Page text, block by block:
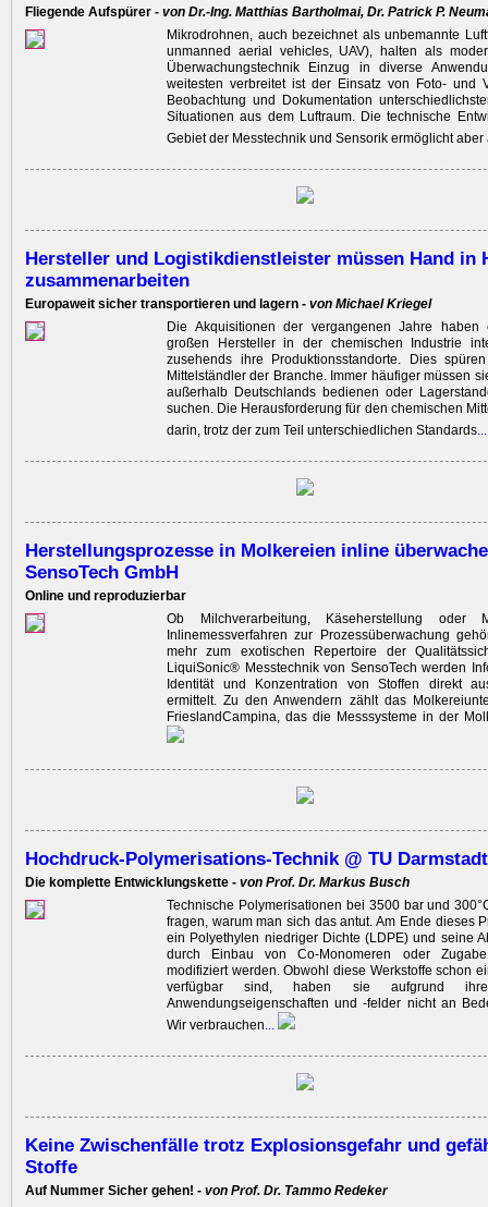
Fliegende Aufspürer - von Dr.-Ing. Matthias Bartholmai, Dr. Patrick P.
Mikrodrohnen, auch bezeichnet als unbemannte
unmanned aerial vehicles, UAV), halten als
Überwachungstechnik Einzug in diverse
weitesten verbreitet ist der Einsatz von Foto- und
Beobachtung und Dokumentation
Situationen aus dem Luftraum. Die technische
Gebiet der Messtechnik und Sensorik ermöglicht aber
Hersteller und Logistikdienstleister müssen Hand in
zusammenarbeiten
Europaweit sicher transportieren und lagern - von Michael Kriegel
Die Akquisitionen der vergangenen Jahre
großen Hersteller in der chemischen Industrie
zusehends ihre Produktionsstandorte. Dies
Mittelständler der Branche. Immer häufiger müssen
außerhalb Deutschlands bedienen oder
suchen. Die Herausforderung für den chemischen
darin, trotz der zum Teil ­unterschiedlichen Standards
Herstellungsprozesse in Molkereien inline
SensoTech GmbH
Online und reproduzierbar
Ob Milchverarbeitung, Käseherstellung oder
Inlinemessverfahren zur Prozessüberwachung
mehr zum exotischen Repertoire der
LiquiSonic® Messtechnik von SensoTech werden
Identität und Konzentration von Stoffen direkt
ermittelt. Zu den Anwendern zählt das
FrieslandCampina, das die Mess­systeme in der
Hochdruck-Polymerisations-Technik @ TU Darmstadt
Die komplette Entwicklungskette - von Prof. Dr. Markus Busch
Technische Polymerisationen bei 3500 bar und
fragen, warum man sich das antut. Am Ende dieses
ein Polyethylen niedriger Dichte (LDPE) und seine
durch Einbau von Co-Monomeren oder
modifiziert werden. Obwohl diese Werkstoffe schon
verfügbar sind, haben sie aufgrund
Anwendungseigenschaften und -felder nicht an
Wir verbrauchen...
Keine Zwischenfälle trotz Explosionsgefahr und
Stoffe
Auf Nummer Sicher gehen! - von Prof. Dr. Tammo Redeker